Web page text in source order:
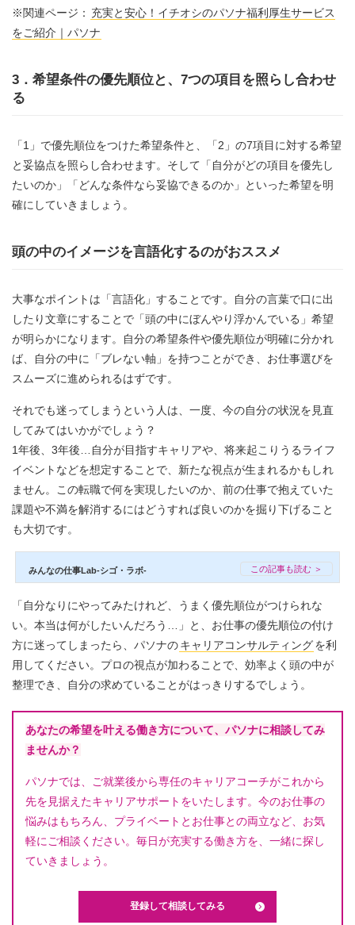
※関連ページ： 充実と安心！イチオシのパソナ福利厚生サービス
をご紹介｜パソナ
3．希望条件の優先順位と、7つの項目を照らし合わせ
る
「1」で優先順位をつけた希望条件と、「2」の7項目に対する希望
と妥協点を照らし合わせます。そして「自分がどの項目を優先し
たいのか」「どんな条件なら妥協できるのか」といった希望を明
確にしていきましょう。
頭の中のイメージを言語化するのがおススメ
大事なポイントは「言語化」することです。自分の言葉で口に出
したり文章にすることで「頭の中にぼんやり浮かんでいる」希望
が明らかになります。自分の希望条件や優先順位が明確に分かれ
ば、自分の中に「ブレない軸」を持つことができ、お仕事選びを
スムーズに進められるはずです。
それでも迷ってしまうという人は、一度、今の自分の状況を見直
してみてはいかがでしょう？
1年後、3年後…自分が目指すキャリアや、将来起こりうるライフ
イベントなどを想定することで、新たな視点が生まれるかもしれ
ません。この転職で何を実現したいのか、前の仕事で抱えていた
課題や不満を解消するにはどうすれば良いのかを掘り下げること
も大切です。
みんなの仕事Lab-シゴ・ラボ- この記事も読む ＞
「自分なりにやってみたけれど、うまく優先順位がつけられな
い。本当は何がしたいんだろう…」と、お仕事の優先順位の付け
方に迷ってしまったら、パソナのキャリアコンサルティングを利
用してください。プロの視点が加わることで、効率よく頭の中が
整理でき、自分の求めていることがはっきりするでしょう。
あなたの希望を叶える働き方について、パソナに相談してみ
ませんか？
パソナでは、ご就業後から専任のキャリアコーチがこれから
先を見据えたキャリアサポートをいたします。今のお仕事の
悩みはもちろん、プライベートとお仕事との両立など、お気
軽にご相談ください。毎日が充実する働き方を、一緒に探し
ていきましょう。
登録して相談してみる